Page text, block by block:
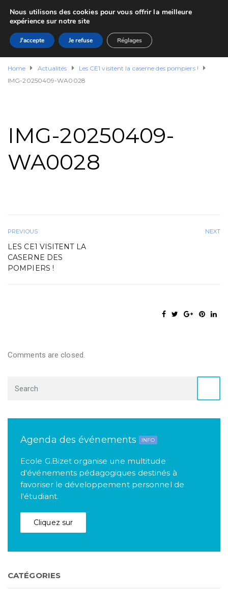
Home Actualités
Les CE1 visitent la caserne des pompiers !
IMG-20250409-WA0028
IMG-20250409-
WA0028
PREVIOUS
LES CE1 VISITENT LA
CASERNE DES
POMPIERS !
NEXT
Comments are closed.
Agenda des événements INFO
Ecole G.Bizet organise une multitude
d'événements pédagogiques destinés à
favoriser le développement personnel de
l'étudiant.
Cliquez sur
CATÉGORIES
Nous utilisons des cookies pour vous offrir la meilleure
expérience sur notre site
J'accepte Je refuse Réglages